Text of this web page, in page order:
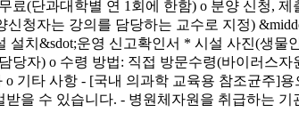
료(단과대학별 연 1회에 한함) o 분양 신청,
청자는 강의를 담당하는 교수로 지정)
치&sdot;운영 신고확인서 * 시설 사진(생
당자) o 수령 방법: 직접 방문수령(바이러스
기타 사항 - [국내 의과학 교육용 참조균주]
을 수 있습니다. - 병원체자원을 취급하는